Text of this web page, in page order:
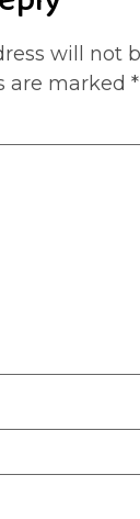
will not
are marked *